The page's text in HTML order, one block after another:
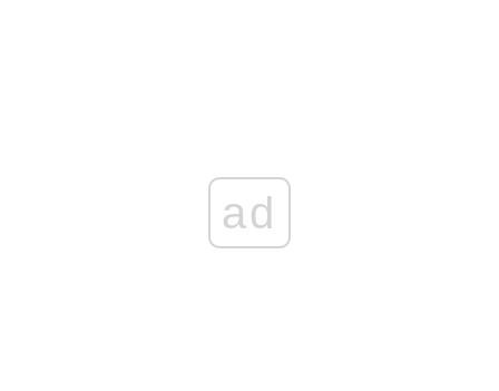
ad